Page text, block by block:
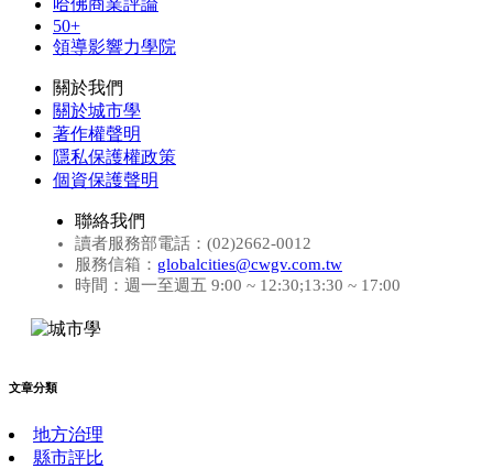
哈佛商業評論
50+
領導影響力學院
關於我們
關於城市學
著作權聲明
隱私保護權政策
個資保護聲明
聯絡我們
讀者服務部電話：(02)2662-0012
服務信箱： globalcities@cwgv.com.tw
時間：週一至週五 9:00 ~ 12:30;13:30 ~ 17:00
文章分類
地方治理
縣市評比